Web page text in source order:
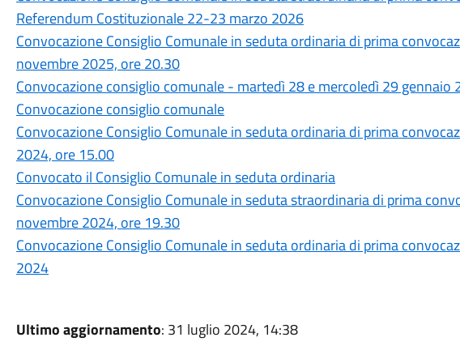
Referendum Costituzionale 22-23 marzo 2026
Convocazione Consiglio Comunale in seduta ordinaria di prima
novembre 2025, ore 20.30
Convocazione consiglio comunale - martedì 28 e mercoledì 29 gennaio
Convocazione consiglio comunale
Convocazione Consiglio Comunale in seduta ordinaria di prima
2024, ore 15.00
Convocato il Consiglio Comunale in seduta ordinaria
Convocazione Consiglio Comunale in seduta straordinaria di prima
novembre 2024, ore 19.30
Convocazione Consiglio Comunale in seduta ordinaria di prima
2024
Ultimo aggiornamento: 31 luglio 2024, 14:38